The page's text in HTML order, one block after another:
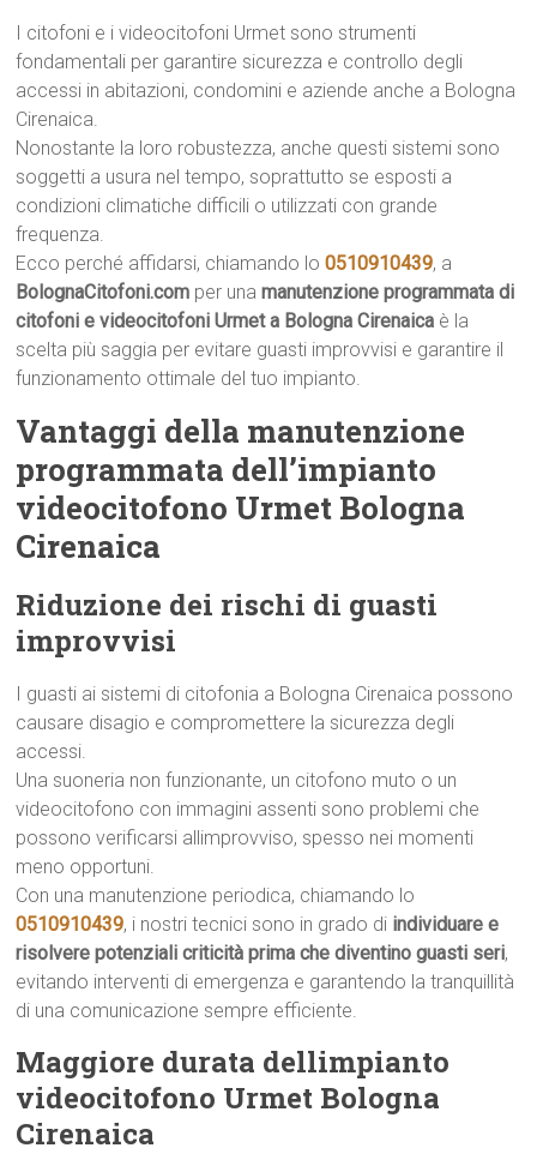
I citofoni e i videocitofoni Urmet sono strumenti
fondamentali per garantire sicurezza e controllo degli
accessi in abitazioni, condomini e aziende anche a Bologna
Cirenaica.
Nonostante la loro robustezza, anche questi sistemi sono
soggetti a usura nel tempo, soprattutto se esposti a
condizioni climatiche difficili o utilizzati con grande
frequenza.
Ecco perché affidarsi, chiamando lo0510910439, a
BolognaCitofoni.com per unamanutenzione programmata di
citofoni e videocitofoni Urmet a Bologna Cirenaica è la
scelta più saggia per evitare guasti improvvisi e garantire il
funzionamento ottimale del tuo impianto.
Vantaggi della manutenzione
programmata dell’impianto
videocitofono Urmet Bologna
Cirenaica
Riduzione dei rischi di guasti
improvvisi
I guasti ai sistemi di citofonia a Bologna Cirenaica possono
causare disagio e compromettere la sicurezza degli
accessi.
Una suoneria non funzionante, un citofono muto o un
videocitofono con immagini assenti sono problemi che
possono verificarsi allimprovviso, spesso nei momenti
meno opportuni.
Con una manutenzione periodica, chiamando lo
0510910439, i nostri tecnici sono in grado di individuare e
risolvere potenziali criticità prima che diventino guasti seri,
evitando interventi di emergenza e garantendo la tranquillità
di una comunicazione sempre efficiente.
Maggiore durata dellimpianto
videocitofono Urmet Bologna
Cirenaica